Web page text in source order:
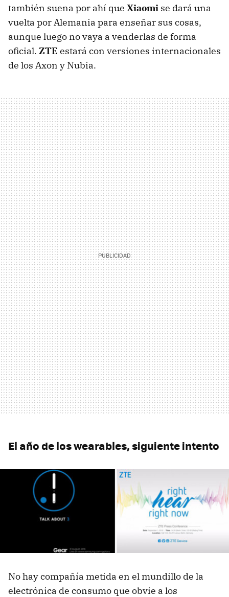
también suena por ahí que Xiaomi se dará una
vuelta por Alemania para enseñar sus cosas,
aunque luego no vaya a venderlas de forma
oficial. ZTE estará con versiones internacionales
de los Axon y Nubia.
El año de los wearables, siguiente intento
No hay compañía metida en el mundillo de la
electrónica de consumo que obvie a los